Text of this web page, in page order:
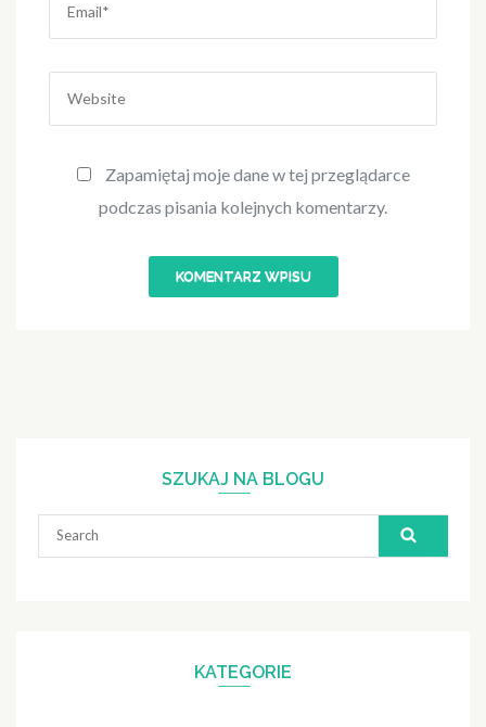
Zapamiętaj moje dane w tej przeglądarce
podczas pisania kolejnych komentarzy.
SZUKAJ NA BLOGU
Search
for:
KATEGORIE